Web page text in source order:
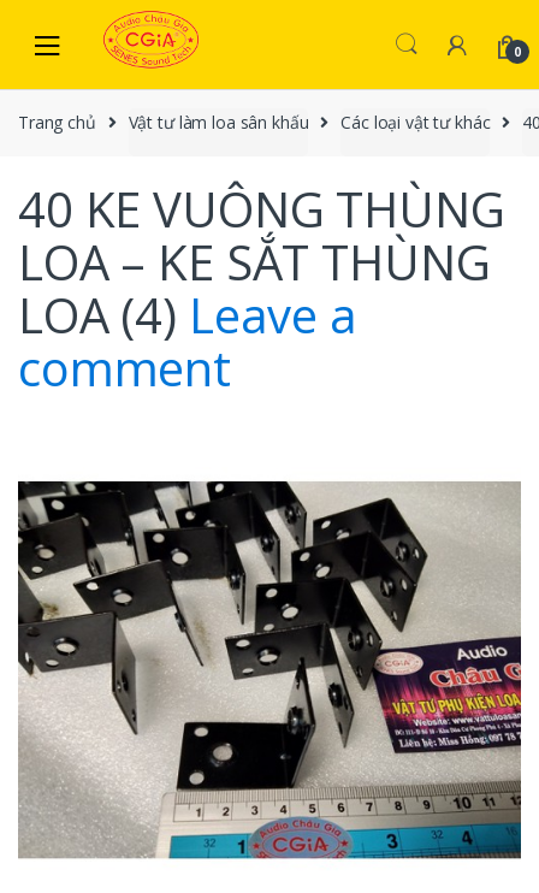
Skip to navigation
0
Trang chủ Vật tư làm loa sân khấu Các loại vật tư khác
40 KE VUÔNG THÙNG
LOA – KE SẮT THÙNG
LOA (4) Leave a
comment